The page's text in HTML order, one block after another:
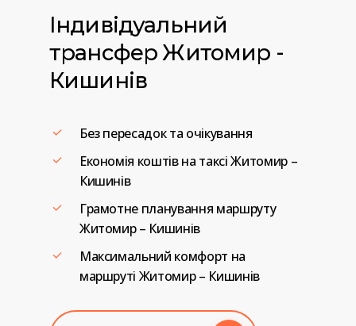
Індивідуальний
трансферЖитомир -
Кишинів
Без пересадок та очікування
Економія коштів на таксі Житомир –
Кишинів
Грамотне планування маршруту
Житомир – Кишинів
Максимальний комфорт на
маршруті Житомир – Кишинів